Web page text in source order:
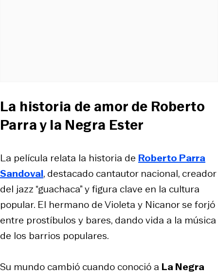
La historia de amor de Roberto
Parra y la Negra Ester
La película relata la historia de Roberto Parra
Sandoval, destacado cantautor nacional, creador
del jazz “guachaca” y figura clave en la cultura
popular. El hermano de Violeta y Nicanor se forjó
entre prostíbulos y bares, dando vida a la música
de los barrios populares.
Su mundo cambió cuando conoció a La Negra